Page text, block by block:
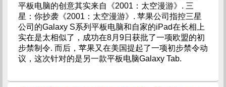
平板电脑的创意其实来自《2001：太空漫游》. 三
星：你抄袭《2001：太空漫游》. 苹果公司指控三星
公司的Galaxy S系列平板电脑和自家的iPad在长相上
实在是太相似了，成功在8月9日获批了一项欧盟的初
步禁制令. 而后，苹果又在美国提起了一项初步禁令动
议，这次针对的是另一款平板电脑Galaxy Tab.